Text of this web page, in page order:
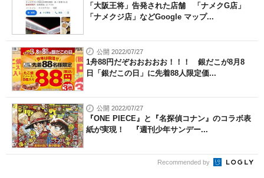
「大阪王将」告発された店舗 「ナメクG店」
「ナメクジ店」などGoogle マップ...
公開 2022/07/27
1舟88円だぞおおおおお！！！ 銀だこが8月8
日「銀だこの日」に先着88人限定価...
公開 2022/07/27
『ONE PIECE』と『名探偵コナン』のコラボ表
紙が実現！ 『週刊少年サンデー...
Recommended by